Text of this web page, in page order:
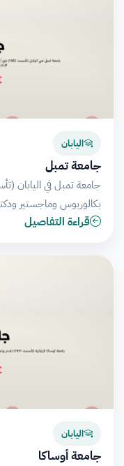
اليابان
جامعة تمبل
بكالوريوس وماجستير
قراءة التفاصيل
اليابان
جامعة أوساكا